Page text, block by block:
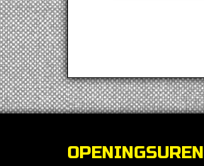
OPENINGSUREN